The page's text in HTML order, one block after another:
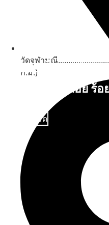
นับหิ่งห้อย ร้อ
วัดจุฬามณี
ก.ม.)
สถานที่ท่องเที่ยว
ดูทั้งหมด